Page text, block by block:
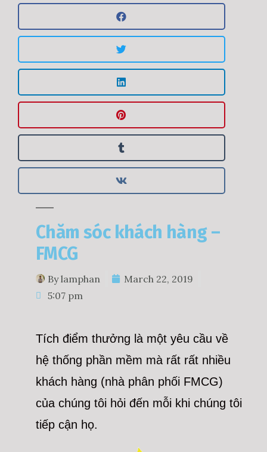
Chăm sóc khách hàng –
FMCG
Bylamphan
March 22, 2019
5:07 pm
Tích điểm thưởng là một yêu cầu về
hệ thống phần mềm mà rất rất nhiều
khách hàng (nhà phân phối FMCG)
của chúng tôi hỏi đến mỗi khi chúng tôi
tiếp cận họ.